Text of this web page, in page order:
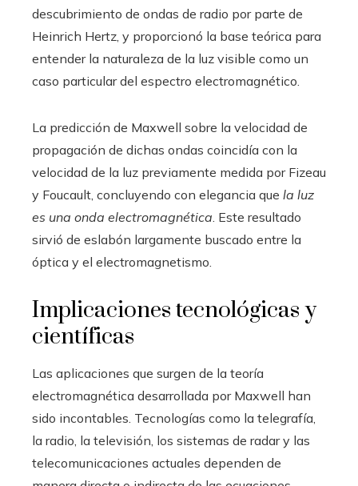
descubrimiento de ondas de radio por parte de
Heinrich Hertz, y proporcionó la base teórica para
entender la naturaleza de la luz visible como un
caso particular del espectro electromagnético.
La predicción de Maxwell sobre la velocidad de
propagación de dichas ondas coincidía con la
velocidad de la luz previamente medida por Fizeau
y Foucault, concluyendo con elegancia que la luz
es una onda electromagnética . Este resultado
sirvió de eslabón largamente buscado entre la
óptica y el electromagnetismo.
Implicaciones tecnológicas y
científicas
Las aplicaciones que surgen de la teoría
electromagnética desarrollada por Maxwell han
sido incontables. Tecnologías como la telegrafía,
la radio, la televisión, los sistemas de radar y las
telecomunicaciones actuales dependen de